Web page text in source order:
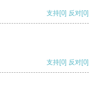
支持[0] 反对[0]
支持[0] 反对[0]